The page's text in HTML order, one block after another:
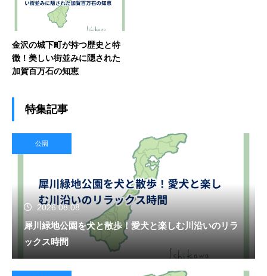
金沢の城下町が持つ歴史と特
徴！美しい街並みに隠された
加賀百万石の知恵
特集記事
公園
2026.08.08
犀川緑地公園を犬と散歩！愛犬と楽しむ川沿いのリラ
ックス時間